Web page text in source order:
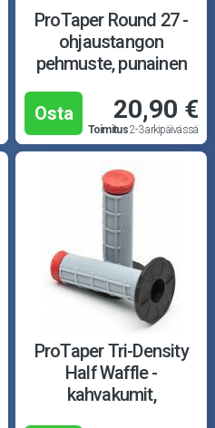
ProTaper Round 27 -
ohjaustangon
pehmuste, punainen
Osta 20,90 €
Toimitus2-3 arkipäivässä
ProTaper Tri-Density
Half Waffle -
kahvakumit,